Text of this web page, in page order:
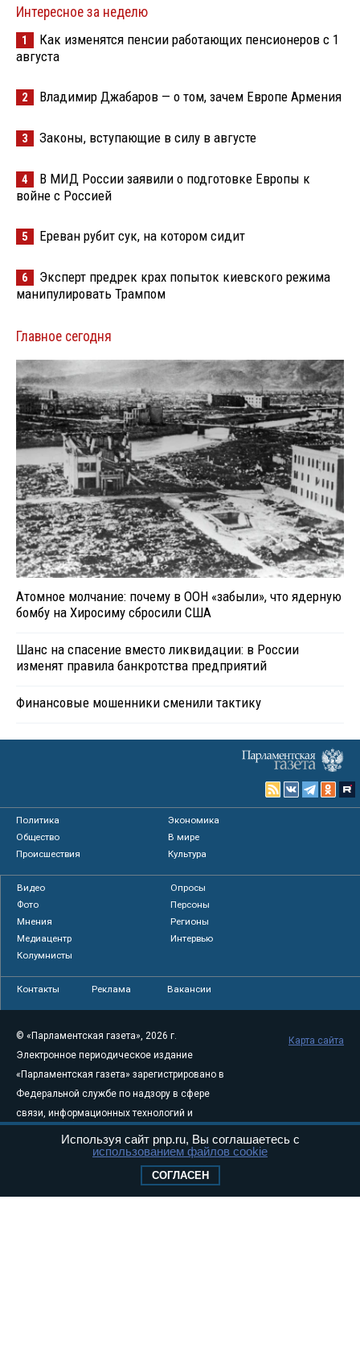
Интересное за неделю
1
Как изменятся пенсии работающих пенсионеров с 1
августа
2 Владимир Джабаров — о том, зачем Европе Армения
3 Законы, вступающие в силу в августе
4
В МИД России заявили о подготовке Европы к
войне с Россией
5 Ереван рубит сук, на котором сидит
6
Эксперт предрек крах попыток киевского режима
манипулировать Трампом
Главное сегодня
Атомное молчание: почему в ООН «забыли», что ядерную
бомбу на Хиросиму сбросили США
Шанс на спасение вместо ликвидации: в России
изменят правила банкротства предприятий
Финансовые мошенники сменили тактику
Политика
Экономика
Общество
В мире
Происшествия
Культура
Видео
Опросы
Фото
Персоны
Мнения
Регионы
Медиацентр
Интервью
Колумнисты
Контакты Реклама Вакансии
© «Парламентская газета», 2026 г.
Электронное периодическое издание
«Парламентская газета» зарегистрировано в
Федеральной службе по надзору в сфере
связи, информационных технологий и
августа 2011 года. 18+
Свидетельство о регистрации Эл № ФС77-
Карта сайта
Используя сайт pnp.ru, Вы соглашаетесь с
использованием файлов cookie
СОГЛАСЕН